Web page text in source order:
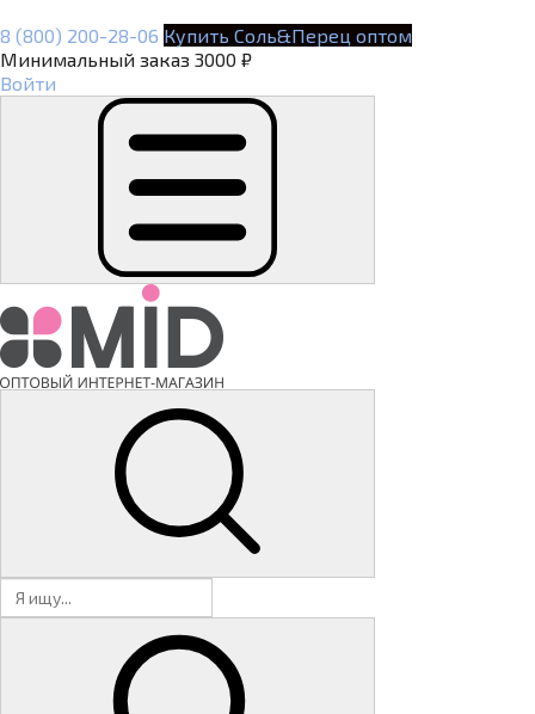
8 (800) 200-28-06 Купить Соль&Перец оптом
Минимальный заказ 3000 ₽
Войти